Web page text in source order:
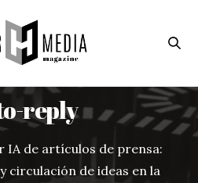
reply
IA de artículos de prensa:
circulación de ideas en la